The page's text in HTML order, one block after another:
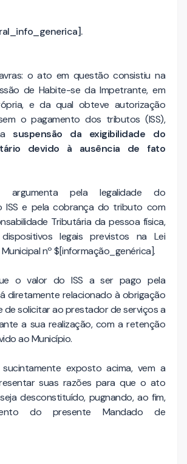
o ato em questão consistiu na
de Habite-se da Impetrante, em
e da qual obteve autorização
o pagamento dos tributos (ISS),
suspensão da exigibilidade do
devido à ausência de fato
argumenta pela legalidade do
ISS e pela cobrança do tributo com
Tributária da pessoa física,
legais previstos na Lei
nº $[informação_genérica].
o valor do ISS a ser pago pela
diretamente relacionado à obrigação
solicitar ao prestador de serviços a
a sua realização, com a retenção
ao Município.
exposto acima, vem a
suas razões para que o ato
desconstituído, pugnando, ao fim,
do presente Mandado de